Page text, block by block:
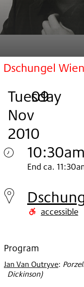
Dschungel
Tuesday
, 09
.
Nov
2010
.
10:30am
Tuesday
09.
Nov
End ca.
accessible
Program
Jan Van Outryve:
Dickinson)